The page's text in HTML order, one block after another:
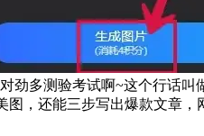
劲多测验考试啊~这个行话
图，还能三步写出爆款文章